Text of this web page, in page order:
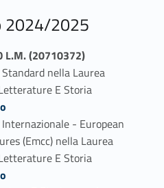
2024/2025
L.M. (20710372)
nella Laurea
E Storia
- European
(Emcc) nella Laurea
E Storia